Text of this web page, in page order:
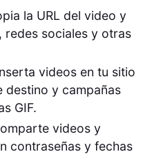
la URL del video y
redes sociales y otras
videos en tu sitio
destino y campañas
GIF.
videos y
contraseñas y fechas